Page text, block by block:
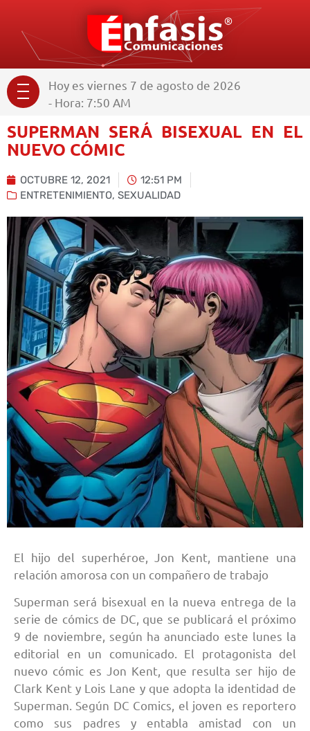
Hoy es viernes 7 de agosto de 2026
- Hora: 7:50 AM
SUPERMAN SERÁ BISEXUAL EN EL
NUEVO CÓMIC
OCTUBRE 12, 2021
12:51 PM
ENTRETENIMIENTO, SEXUALIDAD
El hijo del superhéroe, Jon Kent, mantiene una
relación amorosa con un compañero de trabajo
Superman será bisexual en la nueva entrega de la
serie de cómics de DC, que se publicará el próximo
9 de noviembre, según ha anunciado este lunes la
editorial en un comunicado. El protagonista del
nuevo cómic es Jon Kent, que resulta ser hijo de
Clark Kent y Lois Lane y que adopta la identidad de
Superman. Según DC Comics, el joven es reportero
como sus padres y entabla amistad con un